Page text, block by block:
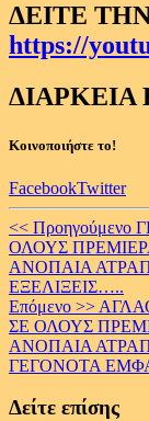
ΔΕΙΤΕ
https://
Κοινοποιήστε το!
FacebookTwitter
Continue
Reading
<< Προηγούμενο
ΟΛΟΥΣ
ΑΝΟΠΑΙΑ
ΕΞΕΛΙΞΕΙΣ…..
Επόμενο >>
ΣΕ ΟΛΟΥΣ
ΑΝΟΠΑΙΑ
ΓΕΓΟΝΟΤΑ
Δείτε επίσης